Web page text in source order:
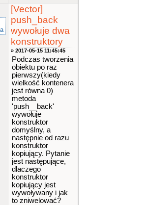
[Vector]
push_back
wywołuje dwa
konstruktory
» 2017-05-15 11:45:45
Podczas tworzenia
obiektu po raz
pierwszy(kiedy
wielkość kontenera
jest równa 0)
metoda
'push__back'
wywołuje
konstruktor
domyślny, a
następnie od razu
konstruktor
kopiujący. Pytanie
jest następujące,
dlaczego
konstruktor
kopiujący jest
wywoływany i jak
to zniwelować?